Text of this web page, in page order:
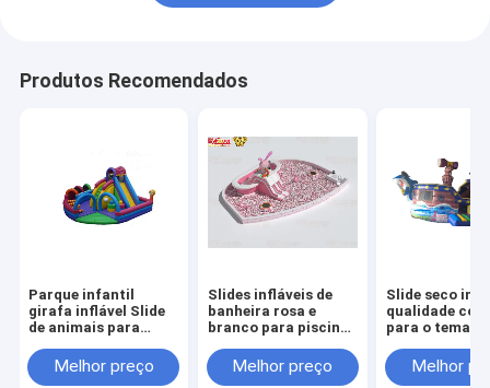
Produtos Recomendados
Parque infantil
girafa inflável Slide
de animais para
Melhor preço
Slides infláveis de
banheira rosa e
branco para piscina
Melhor preço
Slide seco
qualidade
para o tema
Melhor